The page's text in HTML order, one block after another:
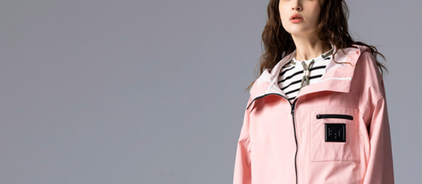
【注意事項】
1.本服務係由「台灣大哥
用戶於交易時，得透過本
款買賣價金債權讓與本公
2.基於同意付款使用「大
資料（包含姓名、電話或
用，由本公司與您本人進
3.完整用戶服務條款，請詳
３．收到繳費通知簡訊後
／ATM／網路銀行／等多
※ 請注意：結帳手續完成
絡購買商品的店家。未經
先享後付繳納相關費用。
※ 交易是否成功請以「
是否繳費成功／繳費後需
付客戶支援中心」https://
【注意事項】
１．透過由恩沛科技股份
交易，需依本服務之必要
求債權轉讓予恩沛科技股份
每筆NT$80，滿
萊爾富取貨付款
每筆NT$60，滿
付款後萊爾富取貨
每筆NT$60，滿
7-11取貨付款
每筆NT$80，滿